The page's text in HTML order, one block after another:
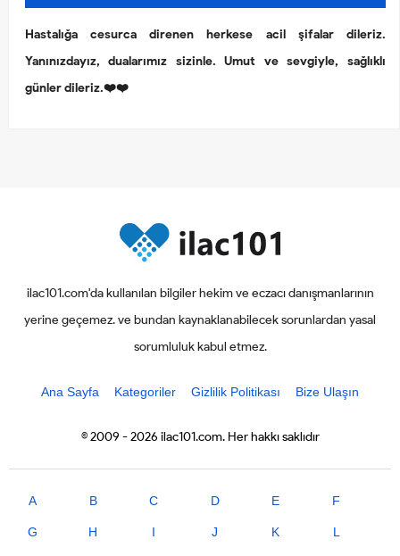
Hastalığa cesurca direnen herkese acil şifalar dileriz.
Yanınızdayız, dualarımız sizinle. Umut ve sevgiyle, sağlıklı
günler dileriz.❤️❤️
ilac101.com'da kullanılan bilgiler hekim ve eczacı danışmanlarının
yerine geçemez. ve bundan kaynaklanabilecek sorunlardan yasal
sorumluluk kabul etmez.
Ana Sayfa Kategoriler Gizlilik Politikası Bize Ulaşın
© 2009 - 2026 ilac101.com. Her hakkı saklıdır
A B C D E F
G H I J K L